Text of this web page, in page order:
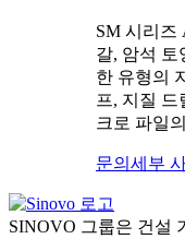
SM 시리즈
갈, 암석 토
한 유형의
프, 지질 드
크로 파일
문의 세부
SINOVO 그룹은 건설